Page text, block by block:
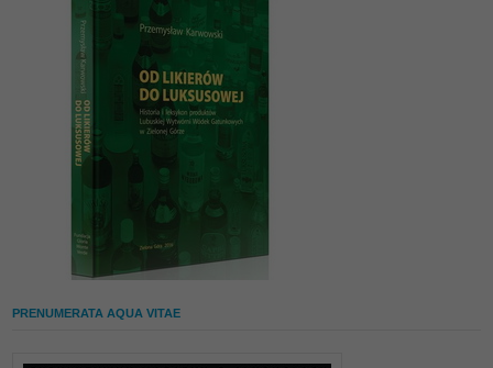
PRENUMERATA AQUA VITAE